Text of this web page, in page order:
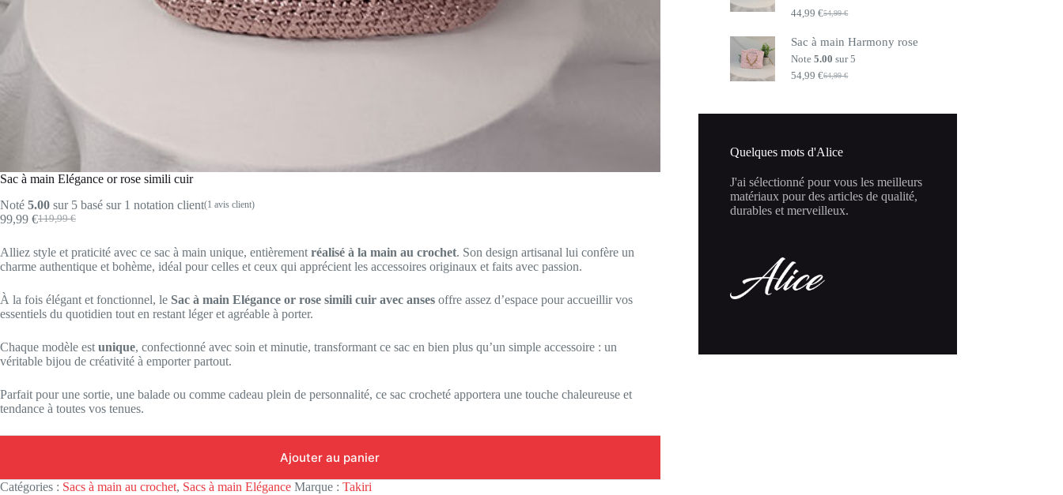
Sac à main Elégance or rose simili cuir
Noté 5.00 sur 5 basé sur 1 notation client(1 avis client)
119,99€
Le
initial
était :
99,99 €Le
actuel
est :
Alliez style et praticité avec ce sac à main unique, entièrement réalisé à la main au crochet. Son design artisanal lui confère un
charme authentique et bohème, idéal pour celles et ceux qui apprécient les accessoires originaux et faits avec passion.
À la fois élégant et fonctionnel, le Sac à main Elégance or rose simili cuir avec anses offre assez d’espace pour accueillir vos
essentiels du quotidien tout en restant léger et agréable à porter.
Chaque modèle est unique, confectionné avec soin et minutie, transformant ce sac en bien plus qu’un simple accessoire : un
véritable bijou de créativité à emporter partout.
Parfait pour une sortie, une balade ou comme cadeau plein de personnalité, ce sac crocheté apportera une touche chaleureuse et
tendance à toutes vos tenues.
Ajouter au panier
Catégories : Sacs à main au crochet, Sacs à main Elégance Marque : Takiri
54,99€
Le
initial
était :
44,99€
Le
actuel
est :
Sac à main Harmony rose
Note5.00 sur 5
64,99€
Le
54,99€
Le
Quelques mots d'Alice
J'ai sélectionné pour vous les meilleurs
matériaux pour des articles de qualité,
durables et merveilleux.